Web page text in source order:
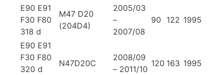
E90 E91
F30 F80
318 d
M47 D20
(204D4)
2005/03
–
2007/08
90 122 1995
E90 E91
F30 F80
320 d
N47D20C
2008/09
– 2011/10
120 163 1995